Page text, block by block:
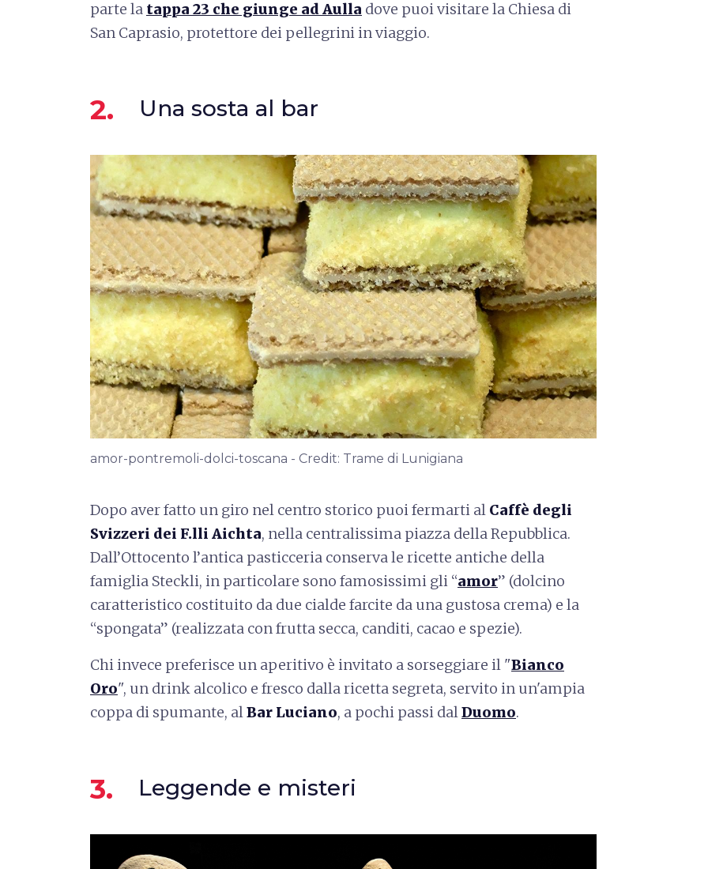
parte la tappa 23 che giunge adAulla dove puoi visitare la Chiesa di
San Caprasio, protettore dei pellegrini in viaggio.
2. Una sosta al bar
amor-pontremoli-dolci-toscana - Credit: Trame di Lunigiana
Dopo aver fatto un giro nel centro storico puoi fermarti al Caffè degli
Svizzeri dei F.lli Aichta, nella centralissima piazza della Repubblica.
Dall’Ottocento l’antica pasticceria conserva le ricette antiche della
famiglia Steckli, in particolare sono famosissimi gli “amor” (dolcino
caratteristico costituito da due cialde farcite da una gustosa crema) e la
“spongata” (realizzata con frutta secca, canditi, cacao e spezie).
Chi invece preferisce un aperitivo è invitato a sorseggiare il "Bianco
Oro", un drink alcolico e fresco dalla ricetta segreta, servito in un'ampia
coppa di spumante, alBar Luciano, a pochi passi dalDuomo.
3. Leggende e misteri